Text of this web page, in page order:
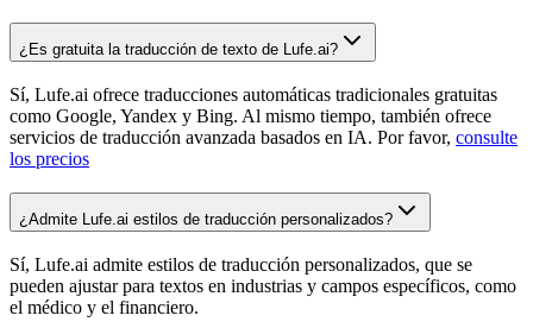
¿Es gratuita la traducción de texto de Lufe.ai?
Sí, Lufe.ai ofrece traducciones automáticas tradicionales gratuitas
como Google, Yandex y Bing. Al mismo tiempo, también ofrece
servicios de traducción avanzada basados en IA. Por favor, consulte
los precios
¿Admite Lufe.ai estilos de traducción personalizados?
Sí, Lufe.ai admite estilos de traducción personalizados, que se
pueden ajustar para textos en industrias y campos específicos, como
el médico y el financiero.